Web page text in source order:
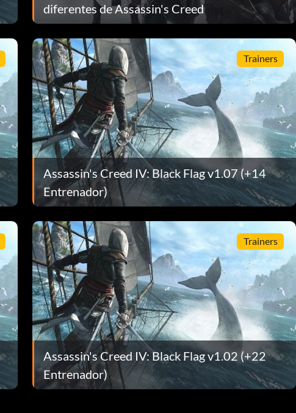
diferentes de Assassin's Creed
Trainers
Assassin's Creed IV: Black Flag v1.07 (+14
Entrenador)
Trainers
Assassin's Creed IV: Black Flag v1.02 (+22
Entrenador)